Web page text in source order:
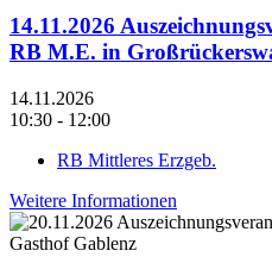
14.11.2026
RB M.E. in
14.11.2026
10:30 - 12:00
RB Mittleres Erzgeb.
Weitere Informationen